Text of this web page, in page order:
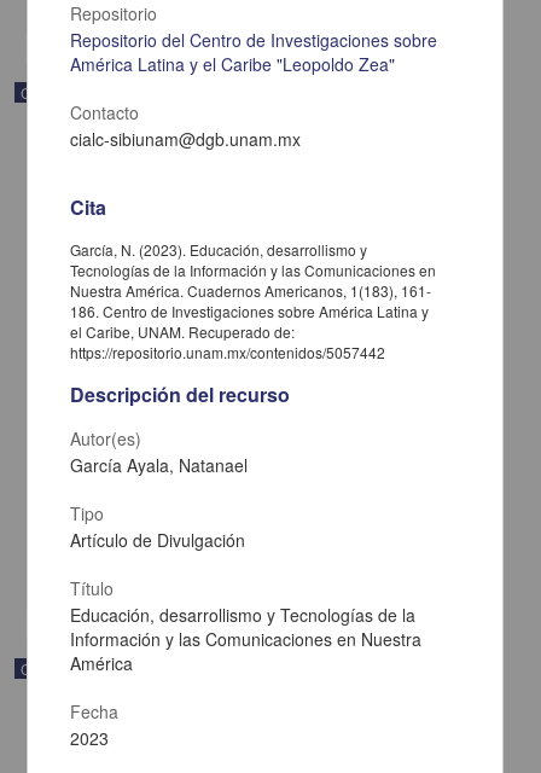
Correspondencia postal
Carta de José María Maytorena a Francisco I. Madero en la que
informa se irá a la costa por prescripción médica
[sin fecha]
Multidisciplina
Correspondencia postal
Repositorio
Repositorio del Centro de Investigaciones sobre
América Latina y el Caribe "Leopoldo Zea"
Contacto
cialc-sibiunam@dgb.unam.mx
Cita
García, N. (2023). Educación, desarrollismo y
Tecnologías de la Información y las Comunicaciones en
Nuestra América. Cuadernos Americanos, 1(183), 161-
186. Centro de Investigaciones sobre América Latina y
el Caribe, UNAM. Recuperado de:
https://repositorio.unam.mx/contenidos/5057442
Descripción del recurso
Autor(es)
García Ayala, Natanael
Tipo
Artículo de Divulgación
Título
Educación, desarrollismo y Tecnologías de la
Información y las Comunicaciones en Nuestra
América
Fecha
2023